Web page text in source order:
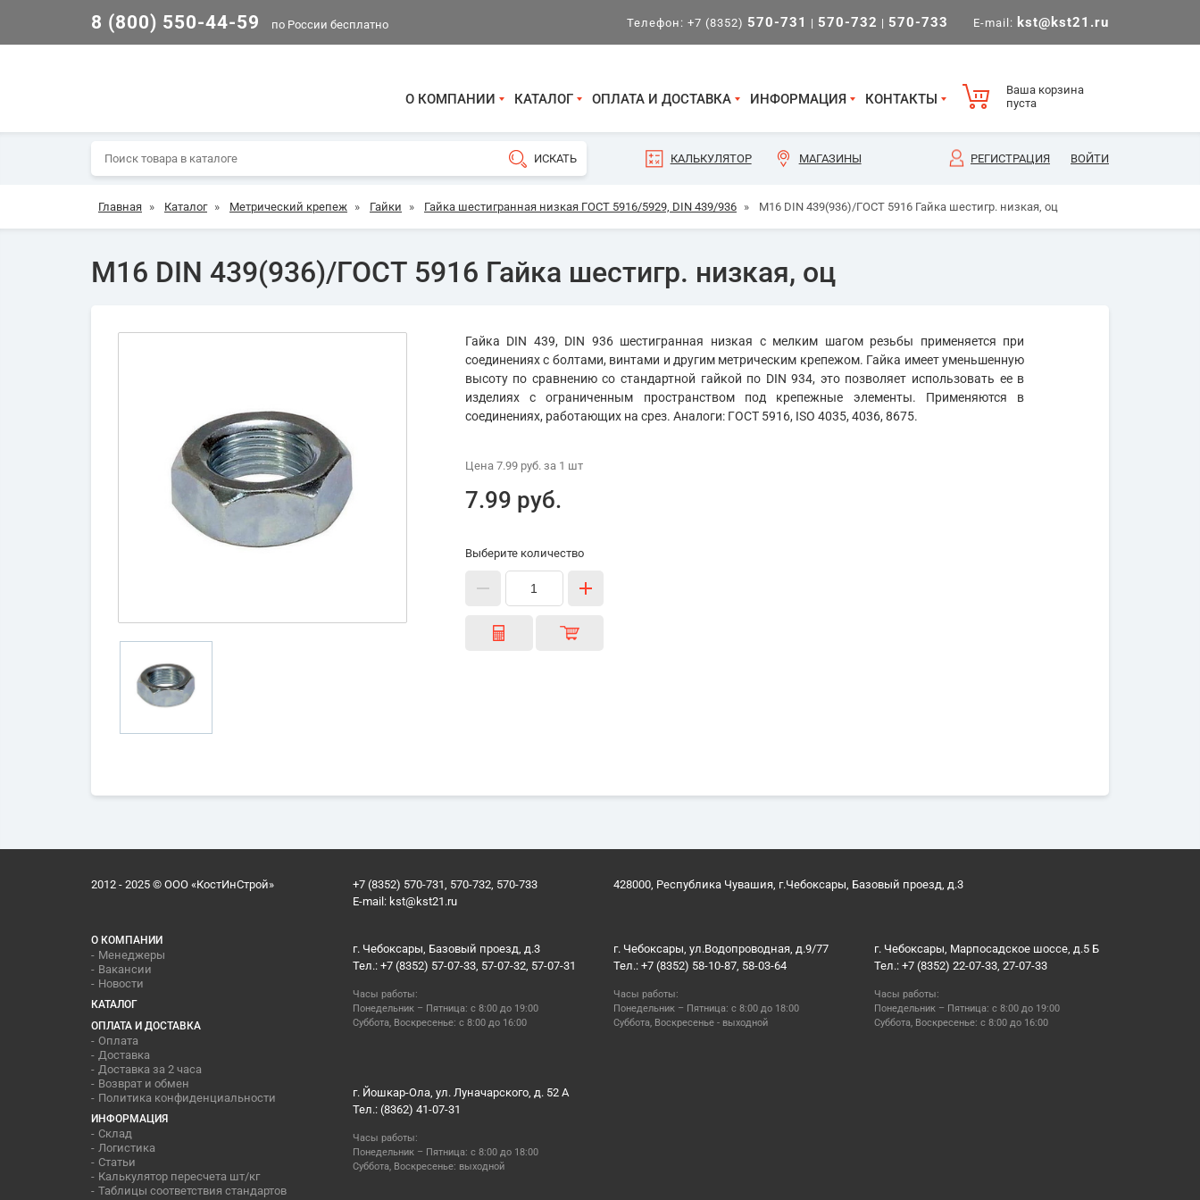
8 (800) 550-44-59 по России бесплатно Телефон: +7 (8352) 570-731 | 570-732 | 570-733 E-mail: kst@kst21.ru
О КОМПАНИИ КАТАЛОГ ОПЛАТА И ДОСТАВКА ИНФОРМАЦИЯ КОНТАКТЫ
Ваша корзина
пуста
КАЛЬКУЛЯТОР МАГАЗИНЫ РЕГИСТРАЦИЯ ВОЙТИ
Главная » Каталог » Метрический крепеж » Гайки » Гайка шестигранная низкая ГОСТ 5916/5929, DIN 439/936 » М16 DIN 439(936)/ГОСТ 5916 Гайка шестигр. низкая, оц
М16 DIN 439(936)/ГОСТ 5916 Гайка шестигр. низкая, оц
Гайка DIN 439, DIN 936 шестигранная низкая с мелким шагом резьбы применяется при
соединениях с болтами, винтами и другим метрическим крепежом. Гайка имеет уменьшенную
высоту по сравнению со стандартной гайкой по DIN 934, это позволяет использовать ее в
изделиях с ограниченным пространством под крепежные элементы. Применяются в
соединениях, работающих на срез. Аналоги: ГОСТ 5916, ISO 4035, 4036, 8675.
Цена 7.99 руб.за 1 шт
7.99 руб.
Выберите количество
2012 - 2025 © ООО «КостИнСтрой»
+7 (8352) 570-731, 570-732, 570-733
E-mail: kst@kst21.ru
428000, Республика Чувашия, г.Чебоксары, Базовый проезд, д.3
О КОМПАНИИ
Менеджеры
Вакансии
Новости
КАТАЛОГ
ОПЛАТА И ДОСТАВКА
Оплата
Доставка
Доставка за 2 часа
Возврат и обмен
Политика конфиденциальности
ИНФОРМАЦИЯ
Склад
Логистика
Статьи
Калькулятор пересчета шт/кг
Таблицы соответствия стандартов
г. Чебоксары, Базовый проезд, д.3
Тел.: +7 (8352) 57-07-33, 57-07-32, 57-07-31
Часы работы:
Понедельник – Пятница: с 8:00 до 19:00
Суббота, Воскресенье: с 8:00 до 16:00
г. Чебоксары, ул.Водопроводная, д.9/77
Тел.: +7 (8352) 58-10-87, 58-03-64
Часы работы:
Понедельник – Пятница: с 8:00 до 18:00
Суббота, Воскресенье - выходной
г. Чебоксары, Марпосадское шоссе, д.5 Б
Тел.: +7 (8352) 22-07-33, 27-07-33
Часы работы:
Понедельник – Пятница: с 8:00 до 19:00
Суббота, Воскресенье: с 8:00 до 16:00
г. Йошкар-Ола, ул. Луначарского, д. 52 А
Тел.: (8362) 41-07-31
Часы работы:
Понедельник – Пятница: с 8:00 до 18:00
Суббота, Воскресенье: выходной